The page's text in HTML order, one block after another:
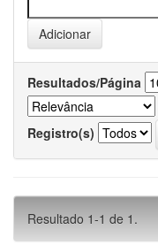
Resultados/Página
Registro(s)
Resultado 1-1 de 1.